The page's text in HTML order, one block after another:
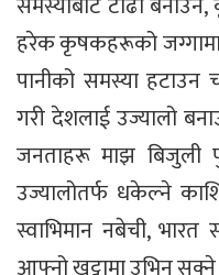
हरेक कृषकहरूको
पानीको समस्या हटाउन
गरी देशलाई उज्यालो
जनताहरू माझ बिजुली
उज्यालोतर्फ धकेल्ने
स्वाभिमान नबेची,